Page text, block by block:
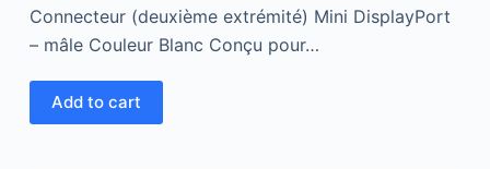
Connecteur (deuxième extrémité) Mini DisplayPort
– mâle Couleur Blanc Conçu pour…
Add to cart